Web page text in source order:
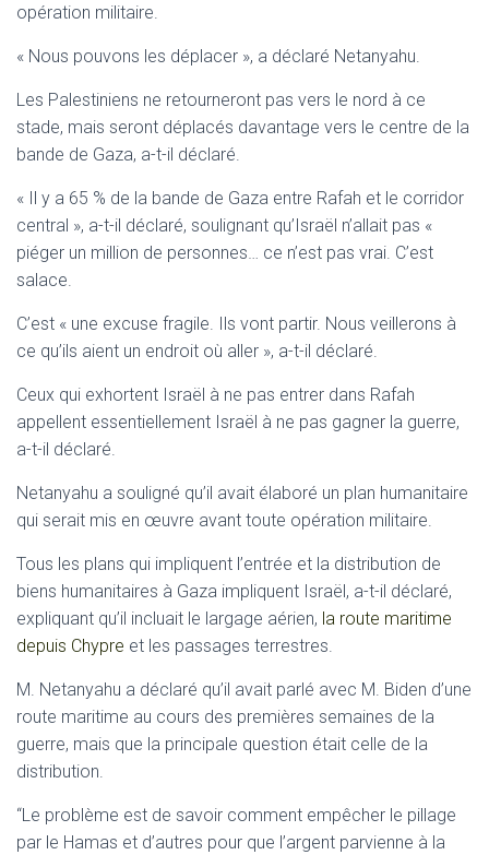
opération militaire.
« Nous pouvons les déplacer », a déclaré Netanyahu.
Les Palestiniens ne retourneront pas vers le nord à ce
stade, mais seront déplacés davantage vers le centre de la
bande de Gaza, a-t-il déclaré.
« Il y a 65 % de la bande de Gaza entre Rafah et le corridor
central », a-t-il déclaré, soulignant qu’Israël n’allait pas «
piéger un million de personnes… ce n’est pas vrai. C’est
salace.
C’est « une excuse fragile. Ils vont partir. Nous veillerons à
ce qu’ils aient un endroit où aller », a-t-il déclaré.
Ceux qui exhortent Israël à ne pas entrer dans Rafah
appellent essentiellement Israël à ne pas gagner la guerre,
a-t-il déclaré.
Netanyahu a souligné qu’il avait élaboré un plan humanitaire
qui serait mis en œuvre avant toute opération militaire.
Tous les plans qui impliquent l’entrée et la distribution de
biens humanitaires à Gaza impliquent Israël, a-t-il déclaré,
expliquant qu’il incluait le largage aérien, la route maritime
depuis Chypre et les passages terrestres.
M. Netanyahu a déclaré qu’il avait parlé avec M. Biden d’une
route maritime au cours des premières semaines de la
guerre, mais que la principale question était celle de la
distribution.
“Le problème est de savoir comment empêcher le pillage
par le Hamas et d’autres pour que l’argent parvienne à la